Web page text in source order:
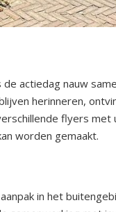
actiedag nauw
herinneren,
flyers
worden gemaakt.
in het